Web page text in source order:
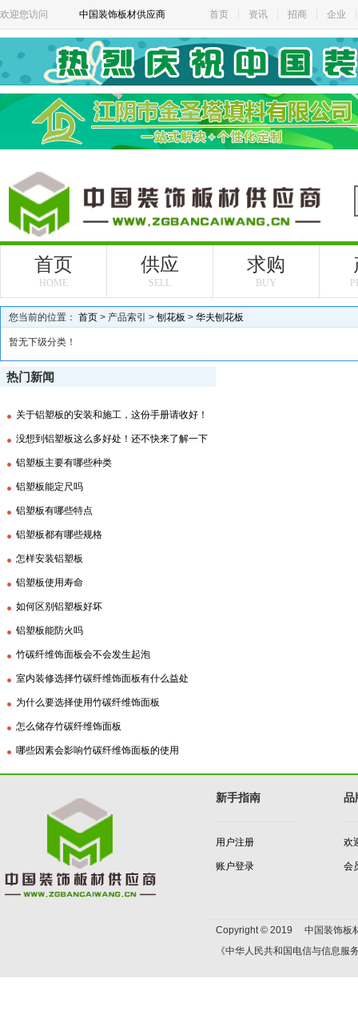
欢迎您访问 中国装饰板材供应商 首页 资讯 招商 企业
首页
HOME
供应
SELL
求购
BUY
您当前的位置： 首页 > 产品索引 > 刨花板 > 华夫刨花板
暂无下级分类！
热门新闻
关于铝塑板的安装和施工，这份手册请收好！
没想到铝塑板这么多好处！还不快来了解一下
铝塑板主要有哪些种类
铝塑板能定尺吗
铝塑板有哪些特点
铝塑板都有哪些规格
怎样安装铝塑板
铝塑板使用寿命
如何区别铝塑板好坏
铝塑板能防火吗
竹碳纤维饰面板会不会发生起泡
室内装修选择竹碳纤维饰面板有什么益处
为什么要选择使用竹碳纤维饰面板
怎么储存竹碳纤维饰面板
哪些因素会影响竹碳纤维饰面板的使用
新手指南
用户注册
账户登录
品
欢
会
Copyright © 2019 中国装饰板
《中华人民共和国电信与信息